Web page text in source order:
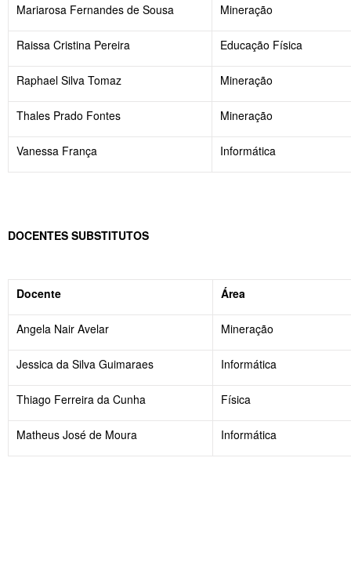
Mariarosa Fernandes de Sousa Mineração
Raissa Cristina Pereira Educação Física
Raphael Silva Tomaz Mineração
Thales Prado Fontes Mineração
Vanessa França Informática
DOCENTES SUBSTITUTOS
Docente Área
Angela Nair Avelar Mineração
Jessica da Silva Guimaraes Informática
Thiago Ferreira da Cunha Física
Matheus José de Moura Informática